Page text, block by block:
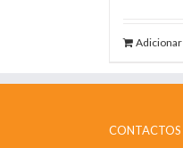
Adicionar
CONTACTOS